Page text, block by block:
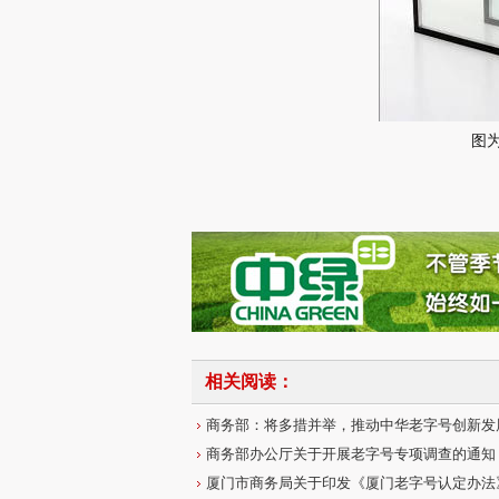
图
相关阅读：
商务部：将多措并举，推动中华老字号创新发
商务部办公厅关于开展老字号专项调查的通知